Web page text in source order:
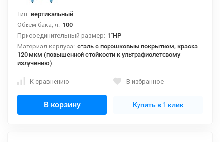
Тип: вертикальный
Объем бака, л: 100
Присоединительный размер: 1"НР
Материал корпуса: сталь с порошковым покрытием, краска
120 мкм (повышенной стойкости к ультрафиолетовому
излучению)
К сравнению В избранное
В корзину Купить в 1 клик